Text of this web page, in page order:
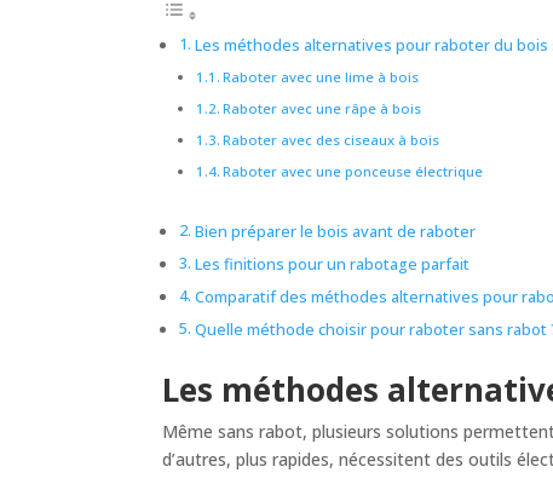
Les méthodes alternatives pour raboter du bois
Raboter avec une lime à bois
Raboter avec une râpe à bois
Raboter avec des ciseaux à bois
Raboter avec une ponceuse électrique
Bien préparer le bois avant de raboter
Les finitions pour un rabotage parfait
Comparatif des méthodes alternatives pour
Quelle méthode choisir pour raboter sans rabot
Les méthodes
Même sans rabot, plusieurs solutions
d’autres, plus rapides, nécessitent des outils